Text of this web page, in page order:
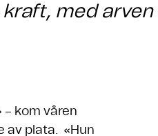
med arven
– kom våren
av plata. «Hun